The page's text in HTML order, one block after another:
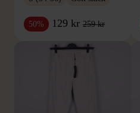
50% 129 kr 259 kr